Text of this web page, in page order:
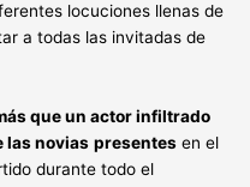
locuciones llenas de
a todas las invitadas de
que un actor infiltrado
las novias presentes en el
durante todo el